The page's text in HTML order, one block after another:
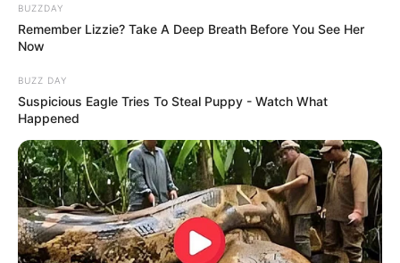
“Red Cross Green Fair หรือ งานกาชาดสีเขียว” งดใช้
โฟม ลดการใช้พลาสติก พร้อมเชิญชวนประชาชนพกถุงผ้า
หิ้วกระบอกน้ำ นั่งรถสาธารณะมาเที่ยวงานกาชาด เพื่อ
ทำให้งานกาชาด เป็นโมเดลต้นแบบของงานมหกรรมรื่นเริง
การกุศลที่เป็นมิตรกับสิ่งแวดล้อม และช่วยลดปริมาณขยะ
ในงานกาชาด
BUZZDAY
Remember Lizzie? Take A Deep Breath Before You See Her
Now
BUZZ DAY
Suspicious Eagle Tries To Steal Puppy - Watch What
Happened